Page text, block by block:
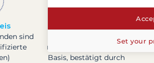
sind
mit solider finanzieller
Basis, bestätigt durch
Set your